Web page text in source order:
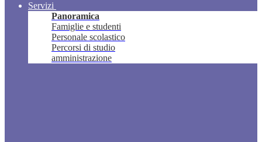
Servizi
Panoramica
Famiglie e studenti
Personale scolastico
Percorsi di studio
amministrazione